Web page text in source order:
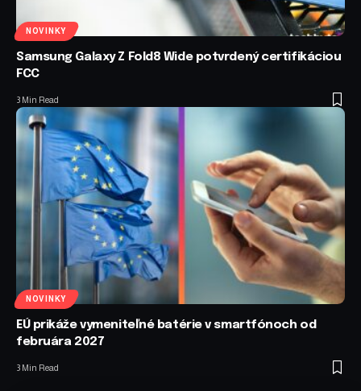
NOVINKY
Samsung Galaxy Z Fold8 Wide potvrdený certifikáciou
FCC
3 Min Read
NOVINKY
EÚ prikáže vymeniteľné batérie v smartfónoch od
februára 2027
3 Min Read